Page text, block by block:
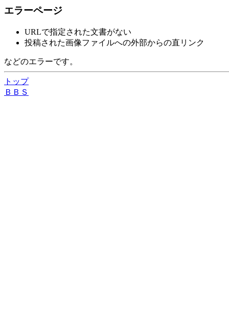
エラーページ
URLで指定された文書がない
投稿された画像ファイルへの外部からの直リンク
などのエラーです。
トップ
ＢＢＳ